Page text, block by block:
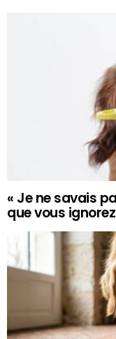
« Je ne savais
que vous